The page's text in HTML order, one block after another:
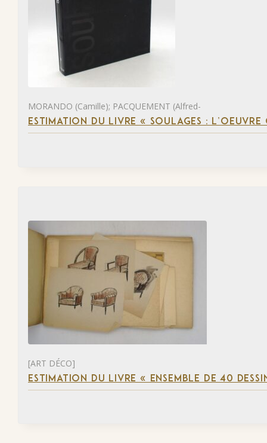
MORANDO (Camille); PACQUEMENT (Alfred-
ESTIMATION DU LIVRE « SOULAGES :
[ART DÉCO]
ESTIMATION DU LIVRE « ENSEMBLE DE 40